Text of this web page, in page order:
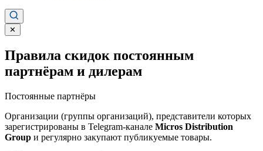
✕
Правила скидок постоянным
партнёрам и дилерам
Постоянные партнёры
Организации (группы организаций), представители которых
зарегистрированы в Telegram-канале Micros Distribution
Group и регулярно закупают публикуемые товары.